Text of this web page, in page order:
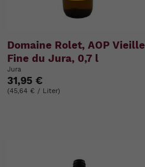
Domaine Rolet, AOP Vieille
Fine du Jura, 0,7 l
Jura
31,95 €
(45,64 € / Liter)